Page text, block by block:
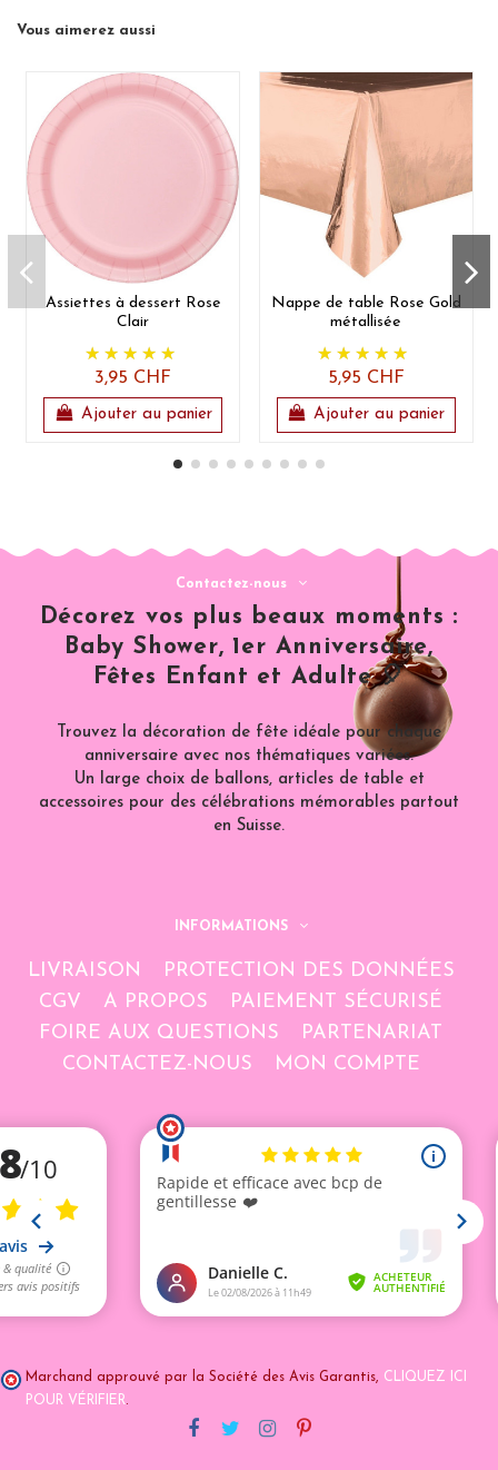
Vous aimerez aussi
Assiettes à dessert Rose
Clair
3,95 CHF
Ajouter au panier
Nappe de table Rose Gold
métallisée
5,95 CHF
Ajouter au panier
Contactez-nous
Décorez vos plus beaux moments :
Baby Shower, 1er Anniversaire,
Fêtes Enfant et Adulte 🎈
Trouvez la décoration de fête idéale pour chaque
anniversaire avec nos thématiques variées.
Un large choix de ballons, articles de table et
accessoires pour des célébrations mémorables partout
en Suisse.
INFORMATIONS
LIVRAISON
PROTECTION DES DONNÉES
CGV
A PROPOS
PAIEMENT SÉCURISÉ
FOIRE AUX QUESTIONS
PARTENARIAT
CONTACTEZ-NOUS
MON COMPTE
Marchand approuvé par la Société des Avis Garantis, CLIQUEZ ICI
POUR VÉRIFIER.